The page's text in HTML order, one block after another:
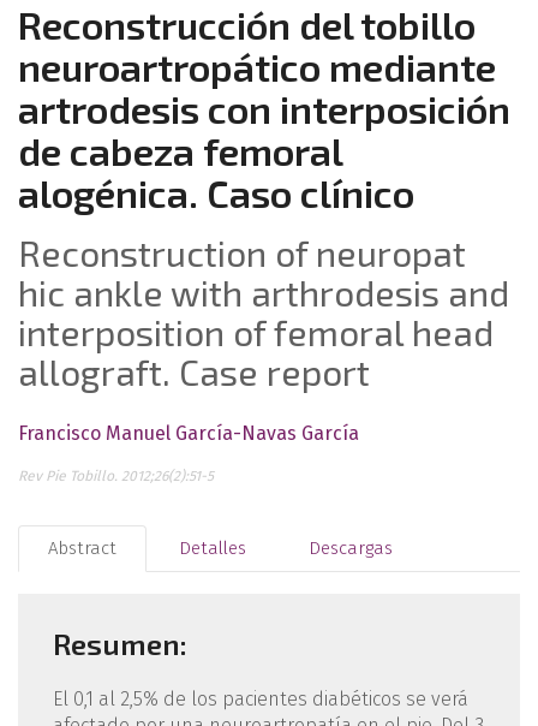
Reconstrucción del tobillo
neuroartropático mediante
artrodesis con interposición
de cabeza femoral
alogénica. Caso clínico
Reconstruction of neuropat
hic ankle with arthrodesis and
interposition of femoral head
allograft. Case report
Francisco Manuel García-Navas García
Rev Pie Tobillo. 2012;26(2):51-5
Abstract Detalles Descargas
Resumen:
El 0,1 al 2,5% de los pacientes diabéticos se verá